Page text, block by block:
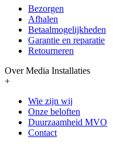
Bezorgen
Afhalen
Betaalmogelijkheden
Garantie en reparatie
Retourneren
Over Media Installaties
+
Wie zijn wij
Onze beloften
Duurzaamheid MVO
Contact